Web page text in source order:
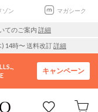
ゾン マガシーク
てのご案内 詳細
) 14時〜 送料改訂詳細
キャンペーン